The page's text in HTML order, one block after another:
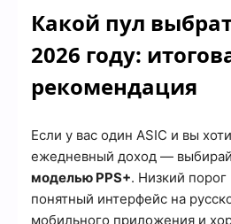
Какой пул
2026 году:
рекомендация
Если у вас один ASIC и вы
ежедневный доход —
моделью PPS+. Низкий
понятный интерфейс на
мобильного приложения и